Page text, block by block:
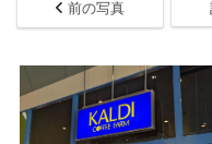
前の写真